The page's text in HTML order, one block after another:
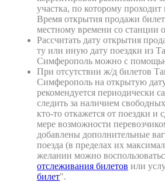
участка, по которому
Время открытия продажи
местному времени со станции
Рассчитать дату открытия
ту или иную дату поездки из
Симферополь можно с
При отсутствии ж/д билетов
Симферополь на открытую
рекомендуется периодически
следить за наличием
кто-то откажется от поездки и
мере возможности
добавлены дополнительные
поезда (в пределах их
желании можно
отслеживания билетов или
билет".